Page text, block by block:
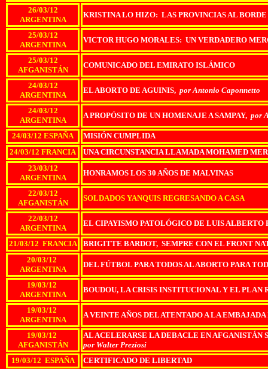
26/03/12
ARGENTINA
KRISTINA LO HIZO: LAS PROVINCIAS AL
25/03/12
ARGENTINA
VICTOR HUGO MORALES: UN VERDADERO
25/03/12
AFGANISTÁN
COMUNICADO DEL EMIRATO ISLÁMICO
24/03/12
ARGENTINA
EL ABORTO DE AGUINIS, por Antonio Caponnetto
24/03/12
ARGENTINA
A PROPÓSITO DE UN HOMENAJE A SAMPAY, por
24/03/12 ESPAÑA
MISIÓN CUMPLIDA
24/03/12 FRANCIA
UNA CIRCUNSTANCIA LLAMADA MOHAMED
23/03/12
ARGENTINA
HONRAMOS LOS 30 AÑOS DE MALVINAS
22/03/12
AFGANISTÁN
SOLDADOS YANQUIS REGRESANDO A CASA
22/03/12
ARGENTINA
EL CIPAYISMO PATOLÓGICO DE LUIS ALBERTO
21/03/12 FRANCIA
BRIGITTE BARDOT, SEMPRE CON EL FRONT
20/03/12
ARGENTINA
DEL FÚTBOL PARA TODOS AL ABORTO PARA
19/03/12
ARGENTINA
BOUDOU, LA CRISIS INSTITUCIONAL Y EL
19/03/12
ARGENTINA
A VEINTE AÑOS DEL ATENTADO A LA
19/03/12
AFGANISTÁN
AL ACELERARSE LA DEBACLE EN
por Walter Preziosi
19/03/12 ESPAÑA
CERTIFICADO DE LIBERTAD